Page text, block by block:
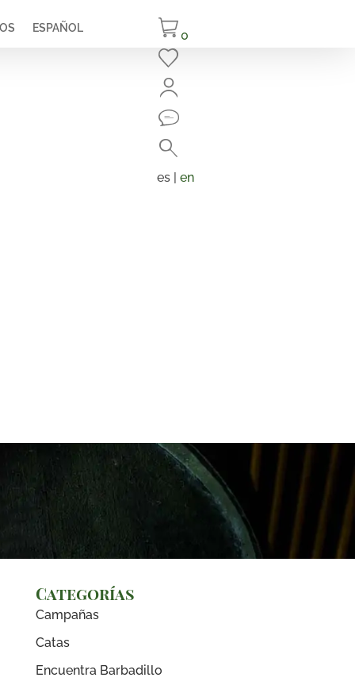
ESPAÑOL 0
es | en
Categorías
Campañas
Catas
Encuentra Barbadillo